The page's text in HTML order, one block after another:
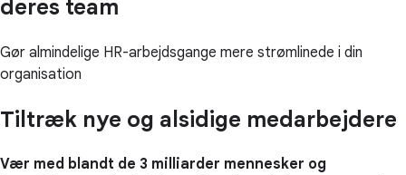
deres team
Gør almindelige HR-arbejdsgange mere strømlinede i din
organisation
Tiltræk nye og alsidige medarbejdere
Vær med blandt de 3 milliarder mennesker og